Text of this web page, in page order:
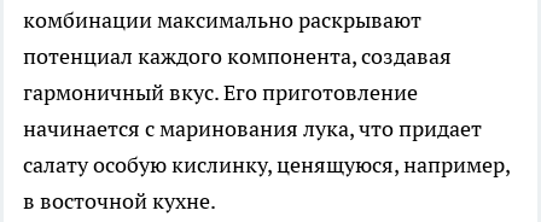
комбинации максимально раскрывают
потенциал каждого компонента, создавая
гармоничный вкус. Его приготовление
начинается с маринования лука, что придает
салату особую кислинку, ценящуюся, например,
в восточной кухне.